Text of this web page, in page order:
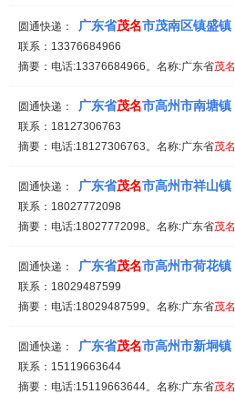
圆通快递： 广东省茂名市茂南区镇盛镇
联系：13376684966
摘要：电话:13376684966。名称:广东省茂名
圆通快递： 广东省茂名市高州市南塘镇
联系：18127306763
摘要：电话:18127306763。名称:广东省茂名
圆通快递： 广东省茂名市高州市祥山镇
联系：18027772098
摘要：电话:18027772098。名称:广东省茂名
圆通快递： 广东省茂名市高州市荷花镇
联系：18029487599
摘要：电话:18029487599。名称:广东省茂名
圆通快递： 广东省茂名市高州市新垌镇
联系：15119663644
摘要：电话:15119663644。名称:广东省茂名